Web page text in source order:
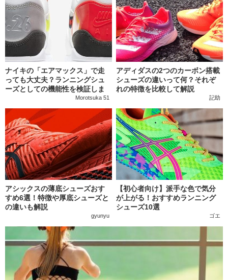
ナイキの「エアマックス」で走
っても大丈夫？ランニングシュ
ーズとしての機能性を検証しま
Morotsuka 51
アディダスの2つのカーボン搭載
シューズの違いって何？それぞ
れの特徴を比較して解説
記助
アシックスの薄底シューズおす
すめ6選！特徴や厚底シューズと
の違いも解説
gyunyu
【初心者向け】派手な色で気分
が上がる！おすすめランニング
シューズ10選
ゴエ